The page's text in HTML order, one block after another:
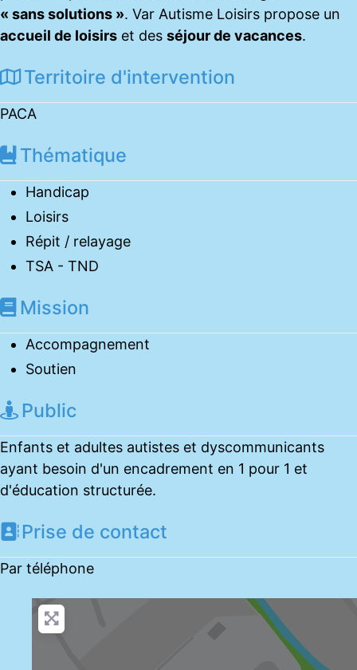
« sans solutions ». Var Autisme Loisirs propose un
accueil de loisirs et des séjour de vacances.
Territoire d'intervention
PACA
Thématique
Handicap
Loisirs
Répit / relayage
TSA - TND
Mission
Accompagnement
Soutien
Public
Enfants et adultes autistes et dyscommunicants
ayant besoin d'un encadrement en 1 pour 1 et
d'éducation structurée.
Prise de contact
Par téléphone